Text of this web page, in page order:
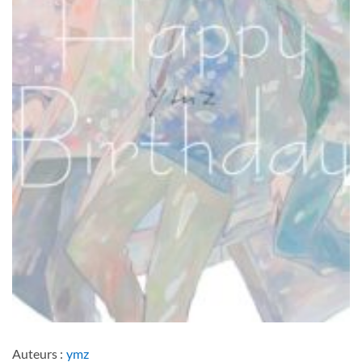
Auteurs : ymz